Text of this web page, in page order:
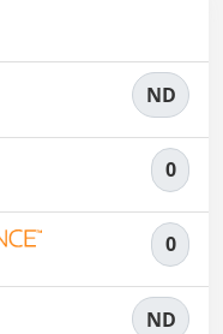
ND
0
0
ND